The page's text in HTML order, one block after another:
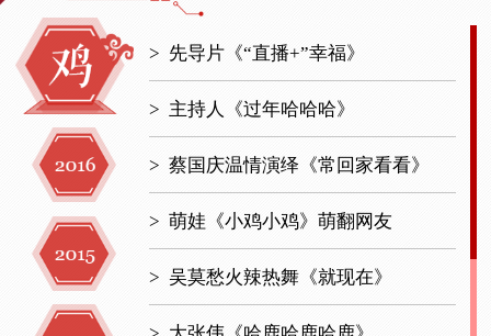
> 先导片《“直播+”幸福》
> 主持人《过年哈哈哈》
> 蔡国庆温情演绎《常回家看看》
> 萌娃《小鸡小鸡》萌翻网友
> 吴莫愁火辣热舞《就现在》